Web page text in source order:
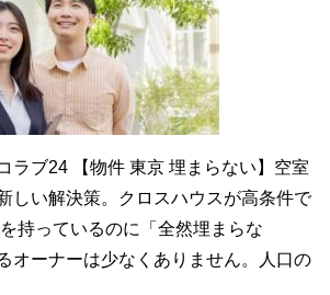
ラブ24 【物件 東京 埋まらない】空室
しい解決策。クロスハウスが高条件で
持っているのに「全然埋まらな
オーナーは少なくありません。人口の